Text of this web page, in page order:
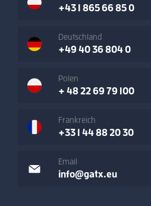
+43 1 865 66 85 0
Deutschland
+49 40 36 804 0
Polen
+ 48 22 69 79 100
Frankreich
+33 1 44 88 20 30
Email
info@gatx.eu